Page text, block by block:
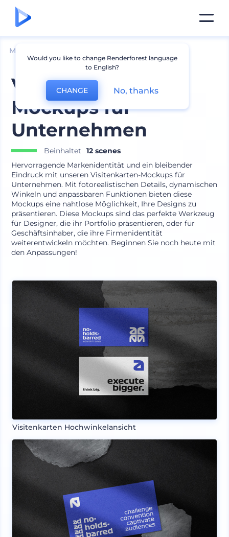
Mockups
Visitenkarten-
Mockups für
Unternehmen
Beinhaltet
12 scenes
Hervorragende Markenidentität und ein bleibender
Eindruck mit unseren Visitenkarten-Mockups für
Unternehmen. Mit fotorealistischen Details, dynamischen
Winkeln und anpassbaren Funktionen bieten diese
Mockups eine nahtlose Möglichkeit, Ihre Designs zu
präsentieren. Diese Mockups sind das perfekte Werkzeug
für Designer, die ihr Portfolio präsentieren, oder für
Geschäftsinhaber, die ihre Firmenidentität
weiterentwickeln möchten. Beginnen Sie noch heute mit
den Anpassungen!
Visitenkarten Hochwinkelansicht
Would you like to change Renderforest language
to English?
CHANGE No, thanks